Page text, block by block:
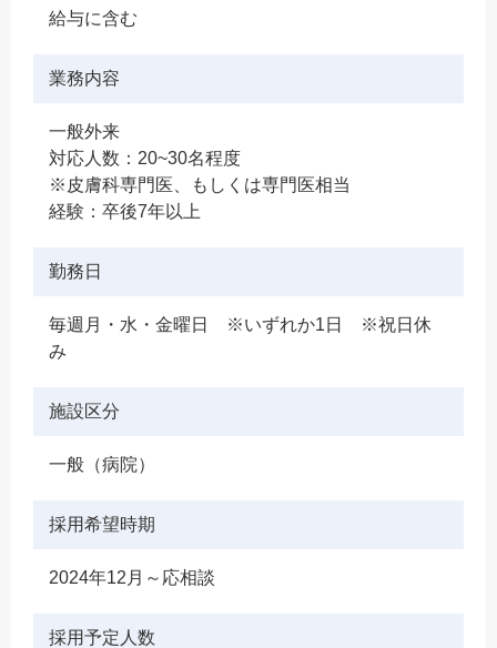
給与に含む
業務内容
一般外来
対応人数：20~30名程度
※皮膚科専門医、もしくは専門医相当
経験：卒後7年以上
勤務日
毎週月・水・金曜日 ※いずれか1日 ※祝日休
み
施設区分
一般（病院）
採用希望時期
2024年12月～応相談
採用予定人数